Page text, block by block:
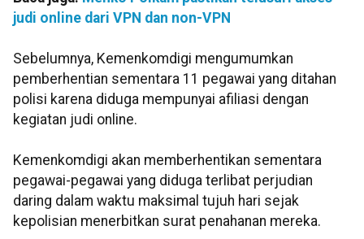
judi online dari VPN dan non-VPN
Sebelumnya, Kemenkomdigi mengumumkan
pemberhentian sementara 11 pegawai yang ditahan
polisi karena diduga mempunyai afiliasi dengan
kegiatan judi online.
Kemenkomdigi akan memberhentikan sementara
pegawai-pegawai yang diduga terlibat perjudian
daring dalam waktu maksimal tujuh hari sejak
kepolisian menerbitkan surat penahanan mereka.